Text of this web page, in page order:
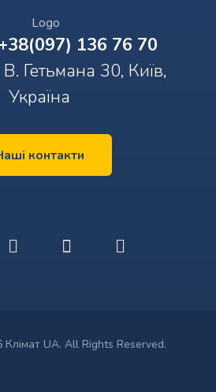
136 76 70
Гетьмана 30, Київ,
Україна
контакти
UA. All Rights Reserved.